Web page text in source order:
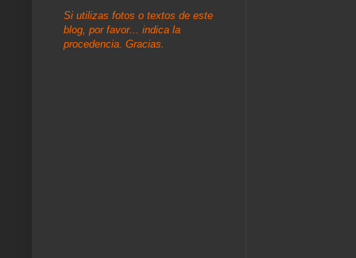
Si utilizas fotos o textos de este
blog, por favor... indica la
procedencia. Gracias.